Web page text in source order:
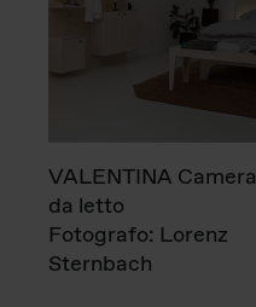
VALENTINA Camera
da letto
Fotografo: Lorenz
Sternbach